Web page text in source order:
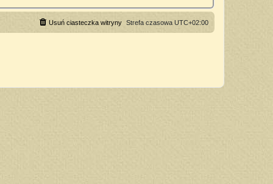
Strefa czasowa UTC+02:00
Usuń ciasteczka witryny